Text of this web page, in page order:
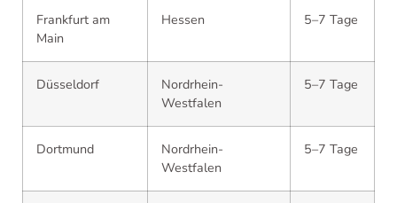
Frankfurt am
Main
Hessen 5–7 Tage
Düsseldorf
Nordrhein-
Westfalen
5–7 Tage
Dortmund
Nordrhein-
Westfalen
5–7 Tage